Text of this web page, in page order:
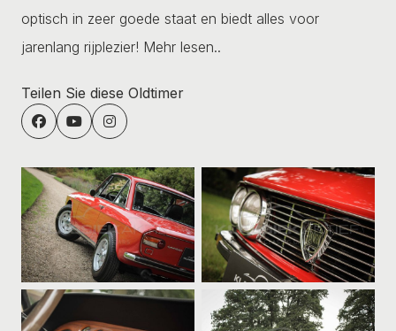
optisch in zeer goede staat en biedt alles voor
jarenlang rijplezier! Mehr lesen..
Teilen Sie diese Oldtimer